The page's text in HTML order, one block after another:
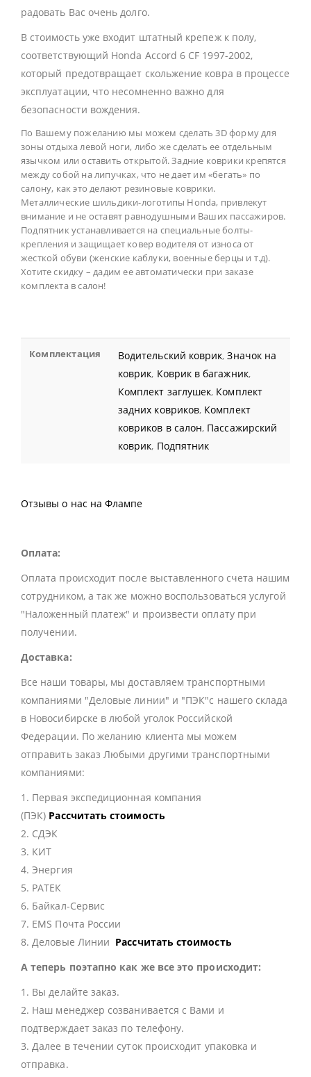
радовать Вас очень долго.
В стоимость уже входит штатный крепеж к полу,
соответствующий Honda Accord 6 CF 1997-2002,
который предотвращает скольжение ковра в процессе
эксплуатации, что несомненно важно для
безопасности вождения.
По Вашему пожеланию мы можем сделать 3D форму для
зоны отдыха левой ноги, либо же сделать ее отдельным
язычком или оставить открытой. Задние коврики крепятся
между собой на липучках, что не дает им «бегать» по
салону, как это делают резиновые коврики.
Металлические шильдики-логотипы Honda, привлекут
внимание и не оставят равнодушными Ваших пассажиров.
Подпятник устанавливается на специальные болты-
крепления и защищает ковер водителя от износа от
жесткой обуви (женские каблуки, военные берцы и т.д).
Хотите скидку – дадим ее автоматически при заказе
комплекта в салон!
Комплектация Водительский коврик,Значок на
коврик, Коврик в багажник,
Комплект заглушек, Комплект
задних ковриков, Комплект
ковриков в салон, Пассажирский
коврик, Подпятник
Отзывы о нас на Флампе
Оплата:
Оплата происходит после выставленного счета нашим
сотрудником, а так же можно воспользоваться услугой
"Наложенный платеж" и произвести оплату при
получении.
Доставка:
Все наши товары, мы доставляем транспортными
компаниями "Деловые линии" и "ПЭК"с нашего склада
в Новосибирске в любой уголок Российской
Федерации. По желанию клиента мы можем
отправить заказ Любыми другими транспортными
компаниями:
1. Первая экспедиционная компания
(ПЭК) Рассчитать стоимость
2. СДЭК
3. КИТ
4. Энергия
5. РАТЕК
6. Байкал-Сервис
7. EMS Почта России
8. Деловые Линии Рассчитать стоимость
А теперь поэтапно как же все это происходит:
1. Вы делайте заказ.
2. Наш менеджер созванивается с Вами и
подтверждает заказ по телефону.
3. Далее в течении суток происходит упаковка и
отправка.